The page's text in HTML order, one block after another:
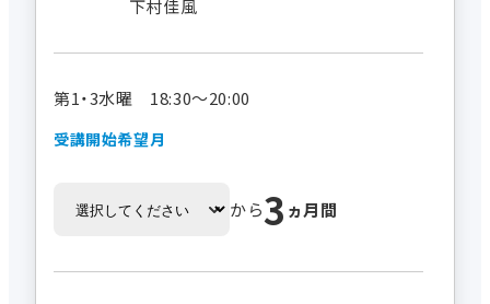
下村佳風
第1・3水曜 18:30～20:00
受講開始希望月
から3 ヵ月間